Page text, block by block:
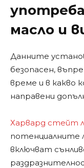
масло и
Данните
безопасен,
време и в какво
направени
Харвард стейт
потенциалните
включват